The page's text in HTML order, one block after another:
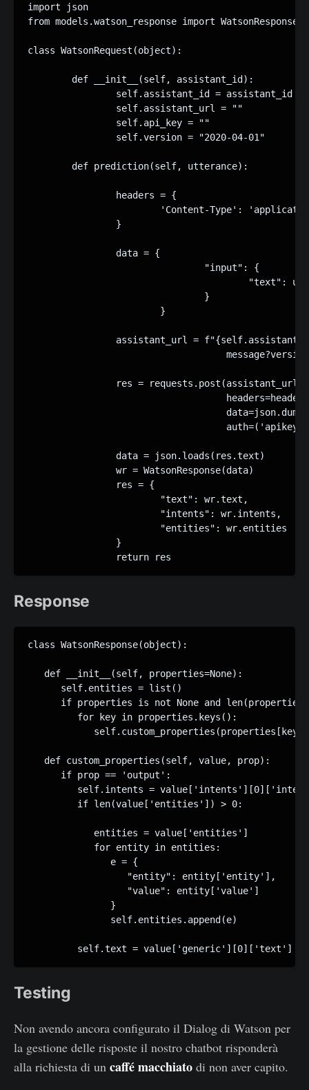
import json
from models.watson_response import WatsonResponse
class WatsonRequest(object):
                res = requests.post(assistant_url,
		return res
Response
class WatsonResponse(object):
   def __init__(self, properties=None):
      self.entities = list()
if properties is not None and
         for key in properties.keys():
   def custom_properties(self, value, prop):
      if prop == 'output':
self.intents =
         if len(value['entities']) > 0:
            entities = value['entities']
            for entity in entities:
               e = {
                  "entity": entity['entity'],
                  "value": entity['value']
               }
               self.entities.append(e)
         self.text = value['generic'][0]['text']
Testing
Non avendo ancora configurato il Dialog di Watson per
la gestione delle risposte il nostro chatbot risponderà
alla richiesta di un caffé macchiato di non aver capito.